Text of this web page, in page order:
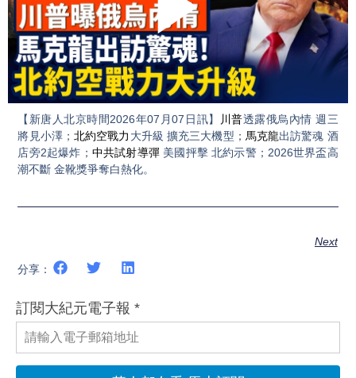
Play
Video
【新唐人北京時間2026年07月07日訊】 川普透露俄烏內情 週三
將見小澤； 北約空戰力 大升級 擴充三大機型； 馬克龍出訪驚魂 酒
店旁2起爆炸； 中共試射導彈美國抨擊 北約示警；2026世界盃高
潮不斷 金靴獎爭奪白熱化。
Next
分享：